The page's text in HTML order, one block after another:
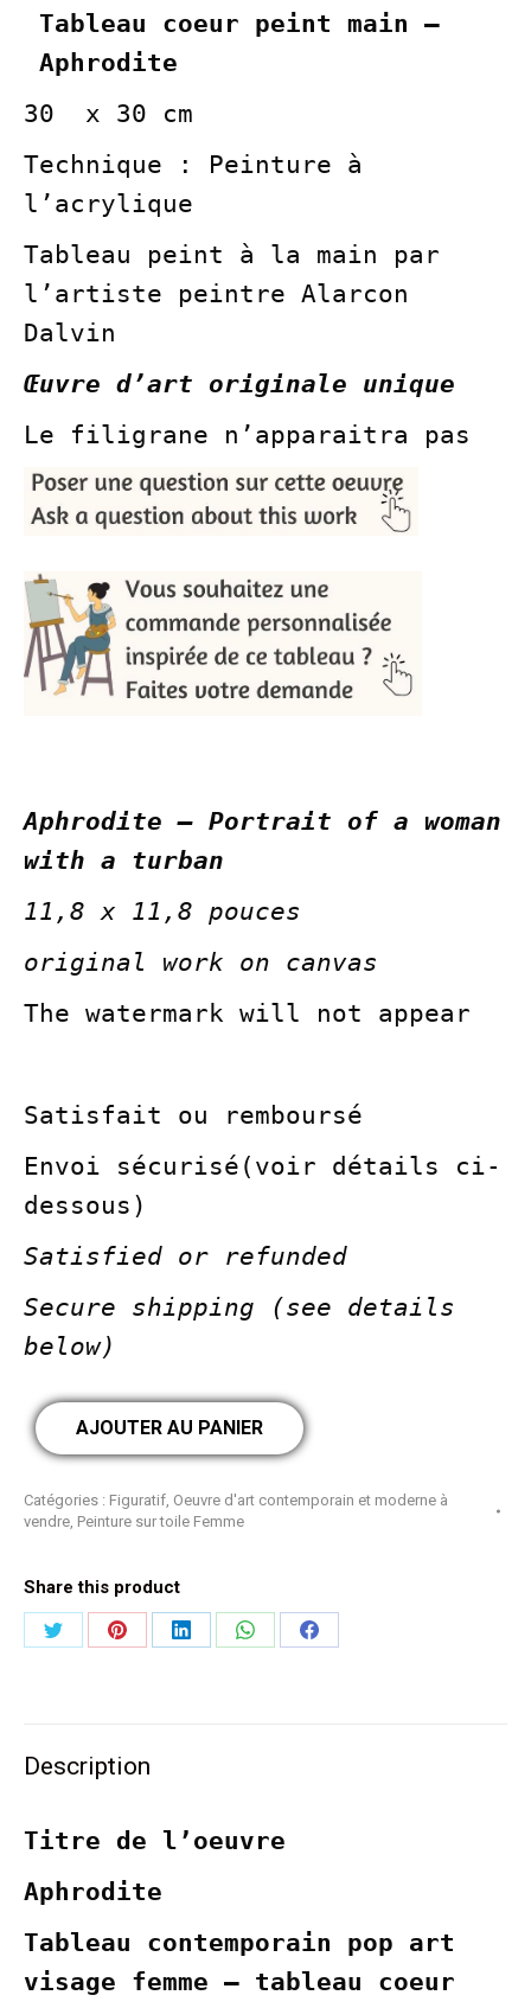
Tableau coeur peint main –
Aphrodite
30 x 30 cm
Technique : Peinture à
l’acrylique
Tableau peint à la main par
l’artiste peintre Alarcon
Dalvin
Œuvre d’art originale unique
Le filigrane n’apparaitra pas
Aphrodite – Portrait of a woman
with a turban
11,8 x 11,8 pouces
original work on canvas
The watermark will not appear
Satisfait ou remboursé
Envoi sécurisé(voir détails ci-
dessous)
Satisfied or refunded
Secure shipping (see details
below)
AJOUTER AU PANIER
Catégories : Figuratif, Oeuvre d'art contemporain et moderne à
vendre, Peinture sur toile Femme
Share this product
PartagerPartagerPartagerPartagerPartager
Description
Titre de l’oeuvre
Aphrodite
Tableau contemporain pop art
visage femme – tableau coeur